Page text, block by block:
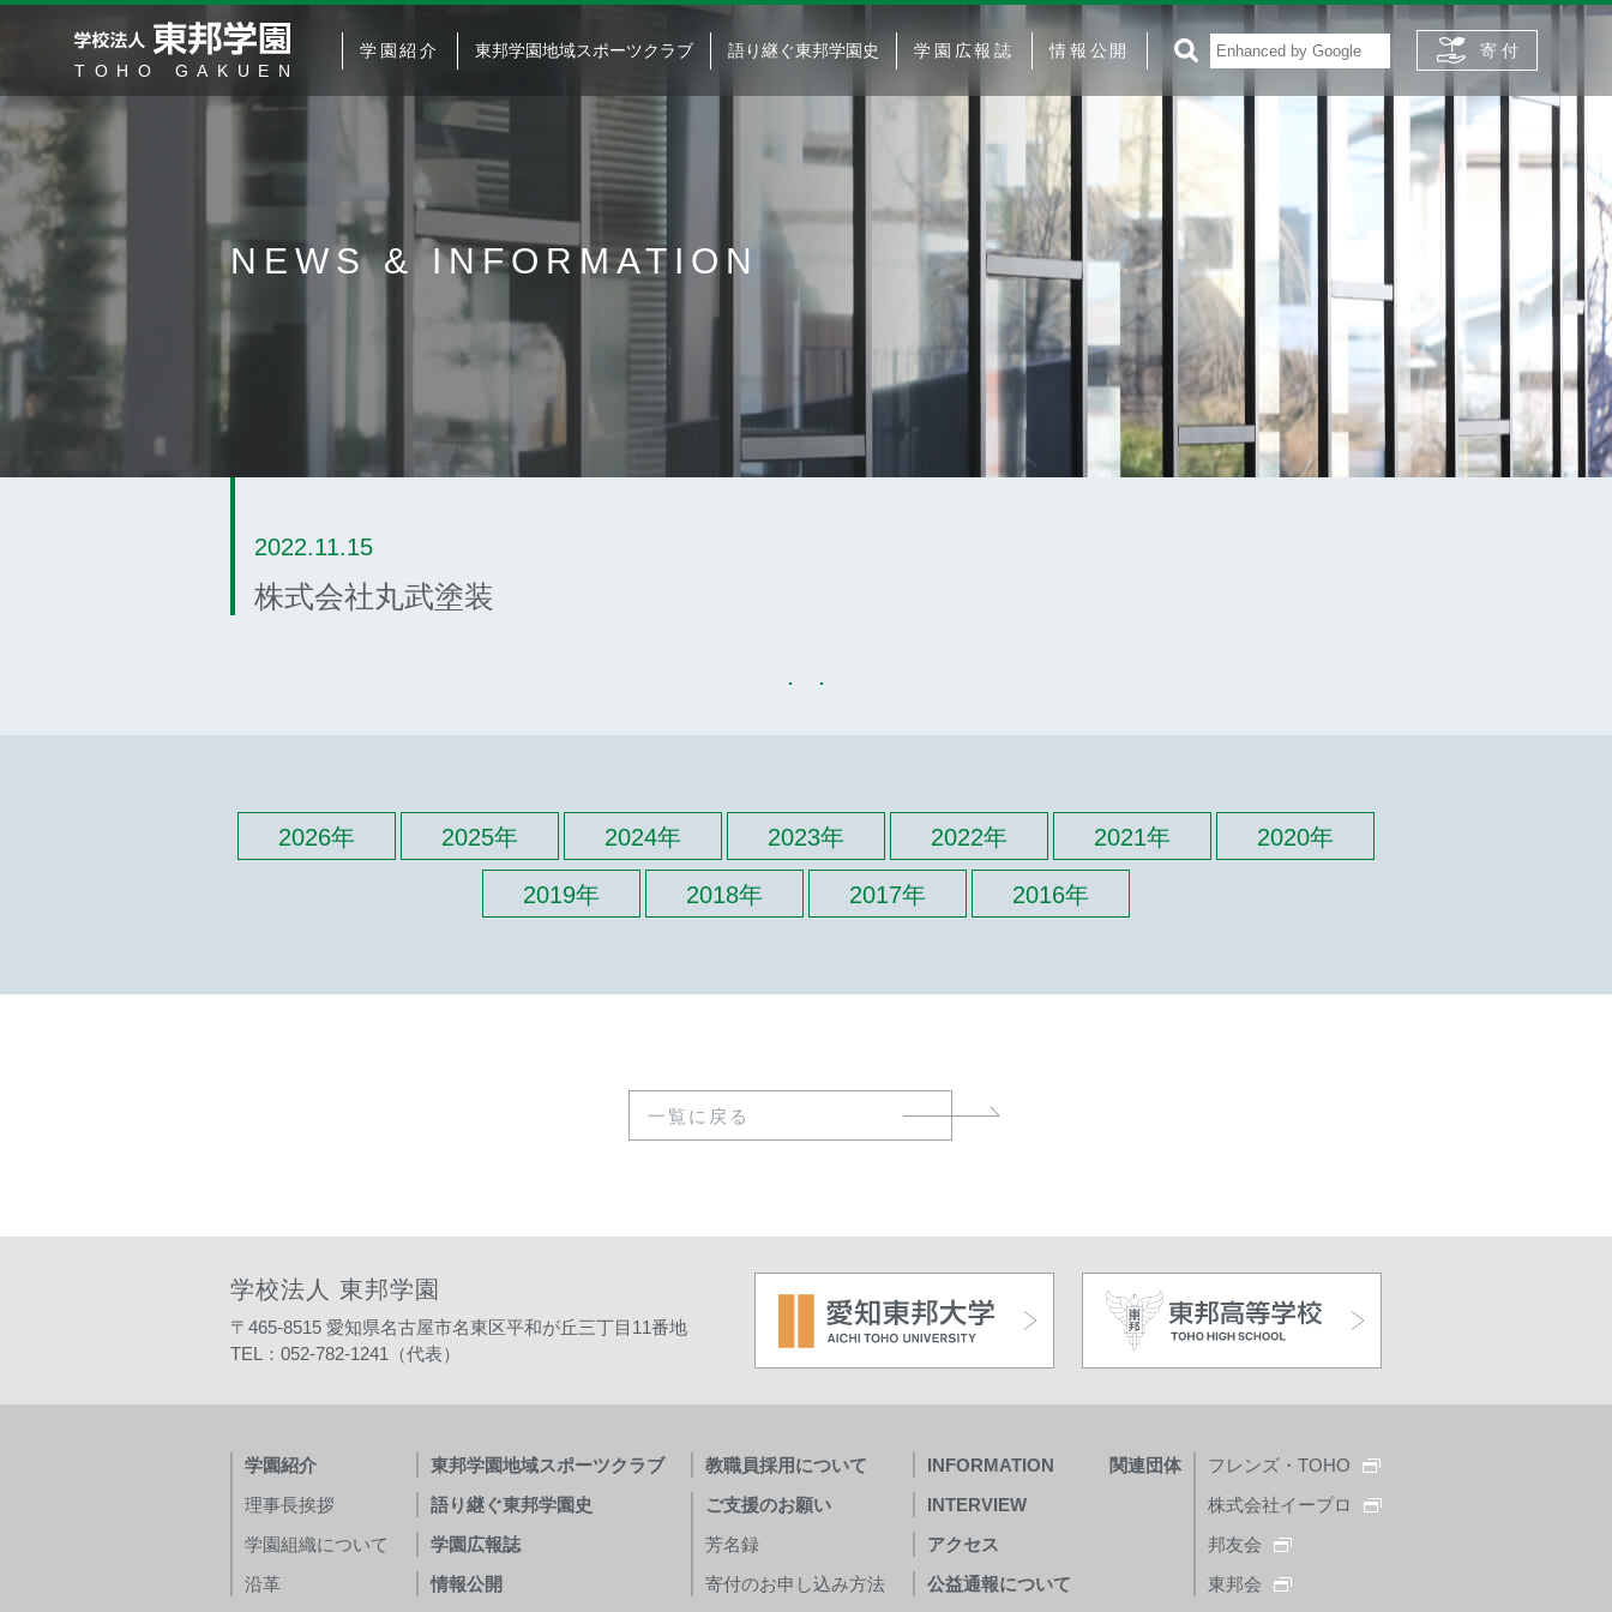
学園紹介 東邦学園地域スポーツクラブ 語り継ぐ東邦学園史 学園広報誌 情報公開 寄 付
NEWS & INFORMATION
2022.11.15
株式会社丸武塗装
2026年 2025年 2024年 2023年 2022年 2021年 2020年
2019年 2018年 2017年 2016年
一覧に戻る
学校法人 東邦学園
〒465-8515 愛知県名古屋市名東区平和が丘三丁目11番地
TEL：052-782-1241（代表）
学園紹介
理事長挨拶
学園組織について
沿革
東邦学園地域スポーツクラブ
語り継ぐ東邦学園史
学園広報誌
情報公開
教職員採用について
ご支援のお願い
芳名録
寄付のお申し込み方法
INFORMATION
INTERVIEW
アクセス
公益通報について
関連団体
フレンズ・TOHO
株式会社イープロ
邦友会
東邦会